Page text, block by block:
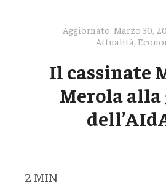
Aggiornato: Marzo 30,
Attualità
Il cassinate
Merola
2 MIN